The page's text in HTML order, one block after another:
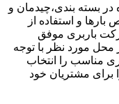
در بسته بندی،چیدمان و
و استفاده از
باربری موفق
محل مورد نظر با توجه
مناسب را انتخاب
برای مشتریان خود